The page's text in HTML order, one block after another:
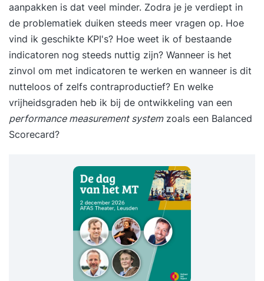
aanpakken is dat veel minder. Zodra je je verdiept in
de problematiek duiken steeds meer vragen op. Hoe
vind ik geschikte KPI's? Hoe weet ik of bestaande
indicatoren nog steeds nuttig zijn? Wanneer is het
zinvol om met indicatoren te werken en wanneer is dit
nutteloos of zelfs contraproductief? En welke
vrijheidsgraden heb ik bij de ontwikkeling van een
performance measurement systemzoals een Balanced
Scorecard?